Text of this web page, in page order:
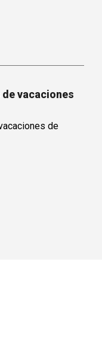
vacaciones